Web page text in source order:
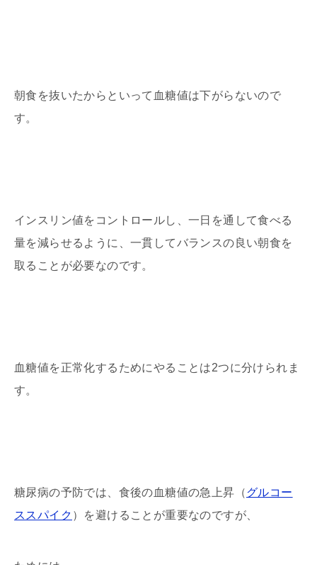
朝食を抜いたからといって血糖値は下がらないので
す。
インスリン値をコントロールし、一日を通して食べる
量を減らせるように、一貫してバランスの良い朝食を
取ることが必要なのです。
血糖値を正常化するためにやることは2つに分けられま
す。
糖尿病の予防では、食後の血糖値の急上昇（グルコー
ススパイク ）を避けることが重要なのですが、